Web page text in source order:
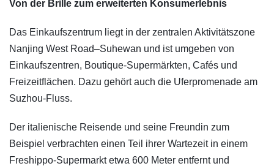
Von der Brille zum erweiterten Konsumerlebnis
Das Einkaufszentrum liegt in der zentralen Aktivitätszone
Nanjing West Road–Suhewan und ist umgeben von
Einkaufszentren, Boutique-Supermärkten, Cafés und
Freizeitflächen. Dazu gehört auch die Uferpromenade am
Suzhou-Fluss.
Der italienische Reisende und seine Freundin zum
Beispiel verbrachten einen Teil ihrer Wartezeit in einem
Freshippo-Supermarkt etwa 600 Meter entfernt und